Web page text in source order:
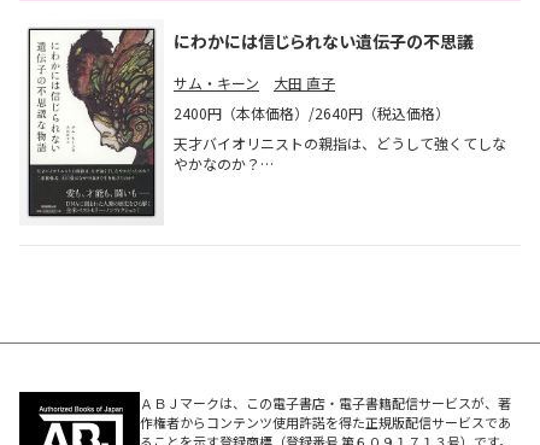
にわかには信じられない遺伝子の不思議
サム・キーン
大田 直子
2400円（本体価格）/2640円（税込価格）
天才バイオリニストの親指は、どうして強くてしな
やかなのか？
私たちがどこから来て、どのように進化したのかを
を次々と語り明かし、遠い微生物の過去から現代の
人類に至るまでの軌跡をスリリングにひも解くサイ
ＡＢＪマークは、この電子書店・電子書籍配信サービスが、著
作権者からコンテンツ使用許諾を得た正規版配信サービスであ